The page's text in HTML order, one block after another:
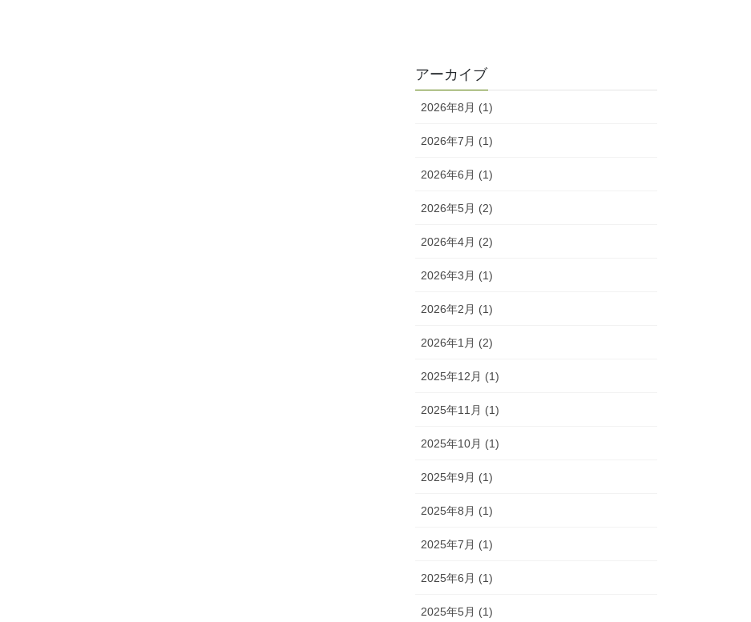
アーカイブ
2026年8月 (1)
2026年7月 (1)
2026年6月 (1)
2026年5月 (2)
2026年4月 (2)
2026年3月 (1)
2026年2月 (1)
2026年1月 (2)
2025年12月 (1)
2025年11月 (1)
2025年10月 (1)
2025年9月 (1)
2025年8月 (1)
2025年7月 (1)
2025年6月 (1)
2025年5月 (1)